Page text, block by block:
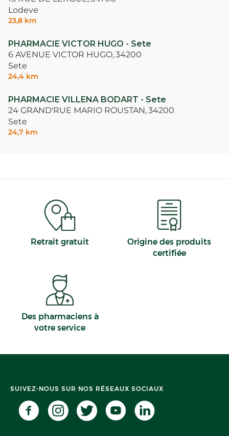
Lodeve
23,8 km
PHARMACIE VICTOR HUGO - Sete
6 AVENUE VICTOR HUGO,34200
Sete
24,4 km
PHARMACIE VILLENA BODART - Sete
24 GRAND'RUE MARIO ROUSTAN,34200
Sete
24,7 km
Retrait gratuit
Origine des produits
certifiée
Des pharmaciens à
votre service
SUIVEZ-NOUS SUR NOS RÉSEAUX SOCIAUX